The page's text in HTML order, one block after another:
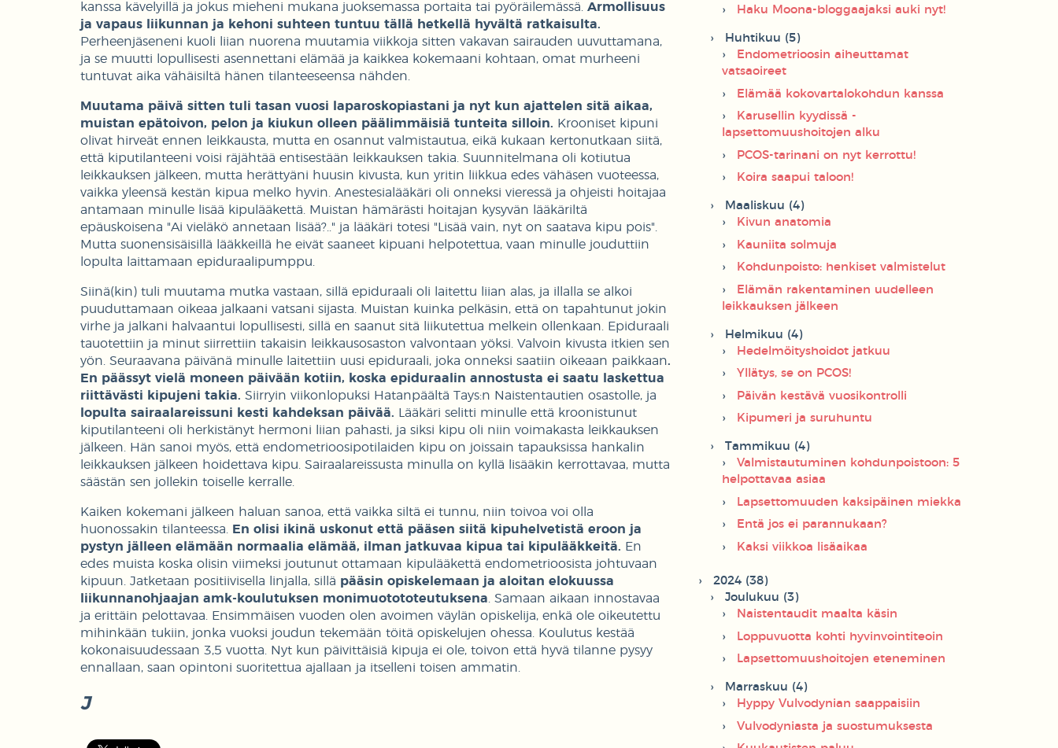
kanssa kävelyillä ja jokus mieheni mukana juoksemassa portaita tai pyöräilemässä. Armollisuus
ja vapaus liikunnan ja kehoni suhteen tuntuu tällä hetkellä hyvältä ratkaisulta.
Perheenjäseneni kuoli liian nuorena muutamia viikkoja sitten vakavan sairauden uuvuttamana,
ja se muutti lopullisesti asennettani elämää ja kaikkea kokemaani kohtaan, omat murheeni
tuntuvat aika vähäisiltä hänen tilanteeseensa nähden.
Muutama päivä sitten tuli tasan vuosi laparoskopiastani ja nyt kun ajattelen sitä aikaa,
muistan epätoivon, pelon ja kiukun olleen päälimmäisiä tunteita silloin. Krooniset kipuni
olivat hirveät ennen leikkausta, mutta en osannut valmistautua, eikä kukaan kertonutkaan siitä,
että kiputilanteeni voisi räjähtää entisestään leikkauksen takia. Suunnitelmana oli kotiutua
leikkauksen jälkeen, mutta herättyäni huusin kivusta, kun yritin liikkua edes vähäsen vuoteessa,
vaikka yleensä kestän kipua melko hyvin. Anestesialääkäri oli onneksi vieressä ja ohjeisti hoitajaa
antamaan minulle lisää kipulääkettä. Muistan hämärästi hoitajan kysyvän lääkäriltä
epäuskoisena "Ai vieläkö annetaan lisää?.." ja lääkäri totesi "Lisää vain, nyt on saatava kipu pois".
Mutta suonensisäisillä lääkkeillä he eivät saaneet kipuani helpotettua, vaan minulle jouduttiin
lopulta laittamaan epiduraalipumppu.
Siinä(kin) tuli muutama mutka vastaan, sillä epiduraali oli laitettu liian alas, ja illalla se alkoi
puuduttamaan oikeaa jalkaani vatsani sijasta. Muistan kuinka pelkäsin, että on tapahtunut jokin
virhe ja jalkani halvaantui lopullisesti, sillä en saanut sitä liikutettua melkein ollenkaan. Epiduraali
tauotettiin ja minut siirrettiin takaisin leikkausosaston valvontaan yöksi. Valvoin kivusta itkien sen
yön. Seuraavana päivänä minulle laitettiin uusi epiduraali, joka onneksi saatiin oikeaan paikkaan.
En päässyt vielä moneen päivään kotiin, koska epiduraalin annostusta ei saatu laskettua
riittävästi kipujeni takia. Siirryin viikonlopuksi Hatanpäältä Tays:n Naistentautien osastolle, ja
lopulta sairaalareissuni kesti kahdeksan päivää. Lääkäri selitti minulle että kroonistunut
kiputilanteeni oli herkistänyt hermoni liian pahasti, ja siksi kipu oli niin voimakasta leikkauksen
jälkeen. Hän sanoi myös, että endometrioosipotilaiden kipu on joissain tapauksissa hankalin
leikkauksen jälkeen hoidettava kipu. Sairaalareissusta minulla on kyllä lisääkin kerrottavaa, mutta
säästän sen jollekin toiselle kerralle.
Kaiken kokemani jälkeen haluan sanoa, että vaikka siltä ei tunnu, niin toivoa voi olla
huonossakin tilanteessa. En olisi ikinä uskonut että pääsen siitä kipuhelvetistä eroon ja
pystyn jälleen elämään normaalia elämää, ilman jatkuvaa kipua tai kipulääkkeitä. En
edes muista koska olisin viimeksi joutunut ottamaan kipulääkettä endometrioosista johtuvaan
kipuun. Jatketaan positiivisella linjalla, sillä pääsin opiskelemaan ja aloitan elokuussa
liikunnanohjaajan amk-koulutuksen monimuotototeutuksena. Samaan aikaan innostavaa
ja erittäin pelottavaa. Ensimmäisen vuoden olen avoimen väylän opiskelija, enkä ole oikeutettu
mihinkään tukiin, jonka vuoksi joudun tekemään töitä opiskelujen ohessa. Koulutus kestää
kokonaisuudessaan 3,5 vuotta. Nyt kun päivittäisiä kipuja ei ole, toivon että hyvä tilanne pysyy
ennallaan, saan opintoni suoritettua ajallaan ja itselleni toisen ammatin.
J
Haku Moona-bloggaajaksi auki nyt!
Huhtikuu (5)
Endometrioosin aiheuttamat
vatsaoireet
Elämää kokovartalokohdun kanssa
Karusellin kyydissä -
lapsettomuushoitojen alku
PCOS-tarinani on nyt kerrottu!
Koira saapui taloon!
Maaliskuu (4)
Kivun anatomia
Kauniita solmuja
Kohdunpoisto: henkiset valmistelut
Elämän rakentaminen uudelleen
leikkauksen jälkeen
Helmikuu (4)
Hedelmöityshoidot jatkuu
Yllätys, se on PCOS!
Päivän kestävä vuosikontrolli
Kipumeri ja suruhuntu
Tammikuu (4)
Valmistautuminen kohdunpoistoon: 5
helpottavaa asiaa
Lapsettomuuden kaksipäinen miekka
Entä jos ei parannukaan?
Kaksi viikkoa lisäaikaa
2024 (38)
Joulukuu (3)
Naistentaudit maalta käsin
Loppuvuotta kohti hyvinvointiteoin
Lapsettomuushoitojen eteneminen
Marraskuu (4)
Hyppy Vulvodynian saappaisiin
Vulvodyniasta ja suostumuksesta